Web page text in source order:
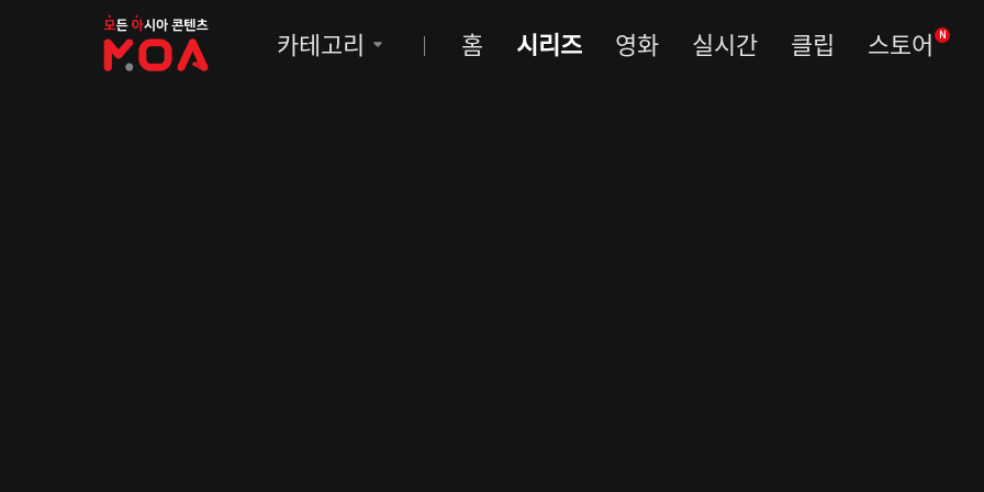
MOA
카테고리 홈 시리즈 영화 실시간 클립 스토어 N